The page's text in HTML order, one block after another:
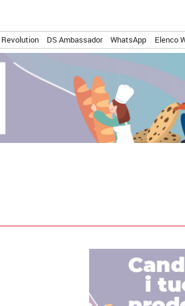
DS Ambassador WhatsApp Elenco